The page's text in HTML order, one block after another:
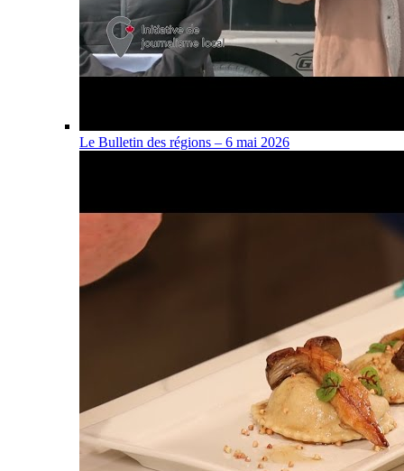
Le Bulletin des régions – 6 mai 2026